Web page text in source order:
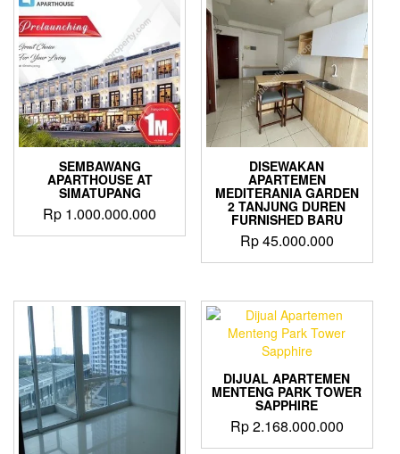
SEMBAWANG
APARTHOUSE AT
SIMATUPANG
Rp 1.000.000.000
DISEWAKAN
APARTEMEN
MEDITERANIA GARDEN
2 TANJUNG DUREN
FURNISHED BARU
Rp45.000.000
DIJUAL APARTEMEN
MENTENG PARK TOWER
SAPPHIRE
Rp2.168.000.000